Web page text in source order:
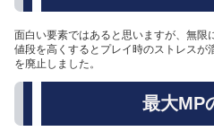
面白い要素ではあると思いますが、無限
値段を高くするとプレイ時のストレスが
を廃止しました。
最大MP